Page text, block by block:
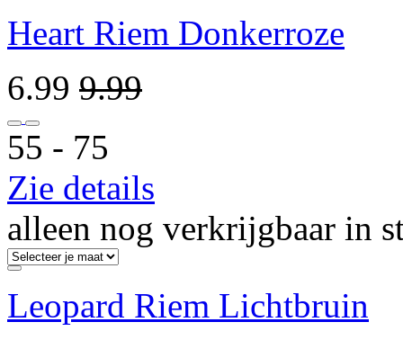
Heart Riem Donkerroze
6.99 9.99
55 ‐ 75
Zie details
alleen nog verkrijgbaar in
Leopard Riem Lichtbruin